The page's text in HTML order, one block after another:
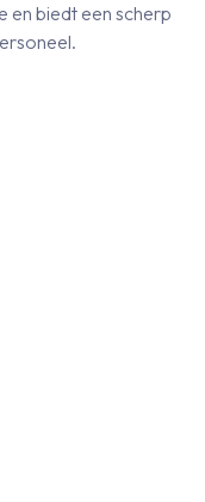
en biedt een scherp